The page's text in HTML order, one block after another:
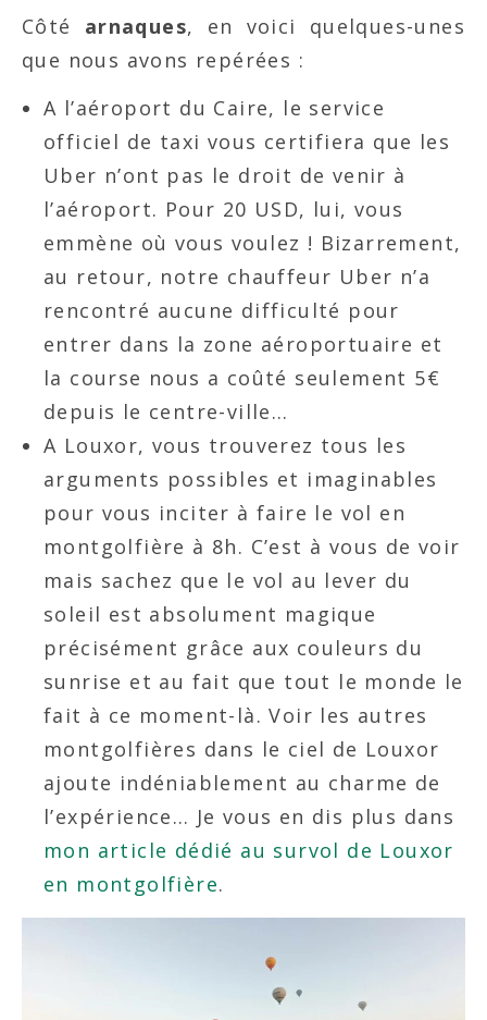
Côté arnaques, en voici quelques-unes
que nous avons repérées :
A l’aéroport du Caire, le service
officiel de taxi vous certifiera que les
Uber n’ont pas le droit de venir à
l’aéroport. Pour 20 USD, lui, vous
emmène où vous voulez ! Bizarrement,
au retour, notre chauffeur Uber n’a
rencontré aucune difficulté pour
entrer dans la zone aéroportuaire et
la course nous a coûté seulement 5€
depuis le centre-ville…
A Louxor, vous trouverez tous les
arguments possibles et imaginables
pour vous inciter à faire le vol en
montgolfière à 8h. C’est à vous de voir
mais sachez que le vol au lever du
soleil est absolument magique
précisément grâce aux couleurs du
sunrise et au fait que tout le monde le
fait à ce moment-là. Voir les autres
montgolfières dans le ciel de Louxor
ajoute indéniablement au charme de
l’expérience… Je vous en dis plus dans
mon article dédié au survol de Louxor
en montgolfière.